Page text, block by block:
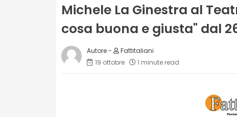
Michele La Ginestra al
cosa buona e giusta" dal
Fattitaliani
19 ottobre
1 minute read